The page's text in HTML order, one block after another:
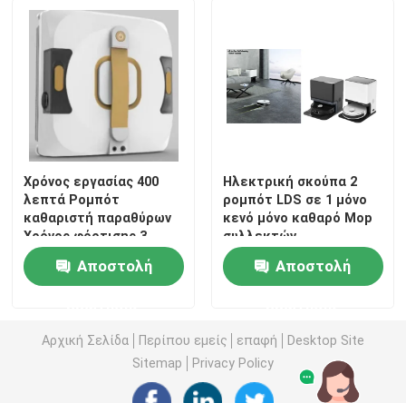
Περίπου εμείς
Γύρος εργοστασίων
Ποιοτικός έλεγχος
Ζητήστε ένα απόσπασμα
ηλεκτρική σκούπα ρομπότ
Καθαριστής παραθύρων ρομπότ
Χρόνος εργασίας 400
λεπτά Ρομπότ
καθαριστή παραθύρων
Χρόνος φόρτισης 3
ώρες
Αποστολή
Ηλεκτρική σκούπα 2
ρομπότ LDS σε 1 μόνο
κενό μόνο καθαρό Mop
συλλεκτών
σκουπιδοτενεκών
Αποστολή
Αρχική Σελίδα Περίπου εμείς επαφή
Desktop Site
Sitemap
Privacy Policy